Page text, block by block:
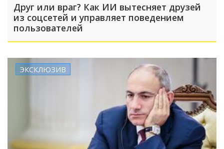
Друг или враг? Как ИИ вытесняет друзей
из соцсетей и управляет поведением
пользователей
ЭКСКЛЮЗИВ